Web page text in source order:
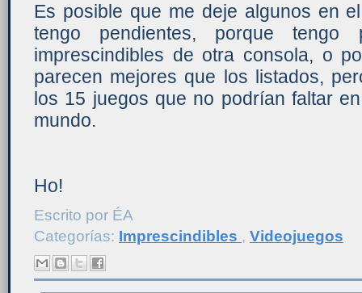
Es posible que me deje algunos en
tengo pendientes, porque tengo
imprescindibles de otra consola, o
parecen mejores que los listados,
los 15 juegos que no podrían faltar
mundo.
Ho!
Escrito por ÉA
Categorías: Imprescindibles , Videojuegos